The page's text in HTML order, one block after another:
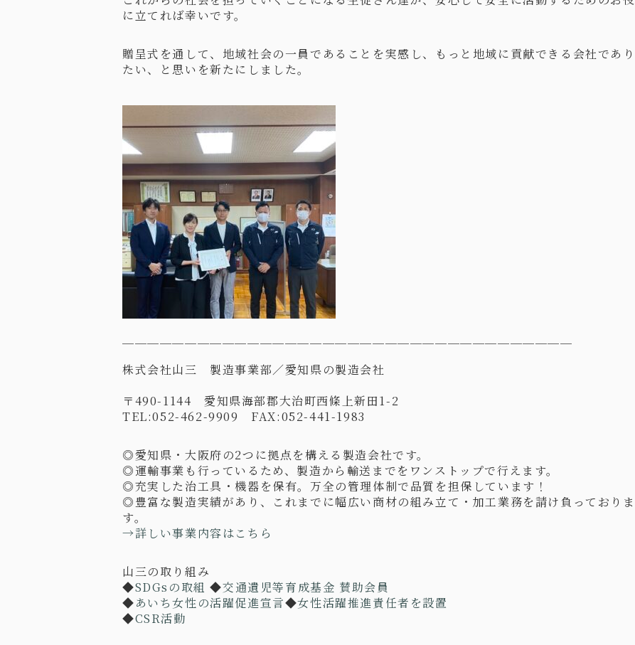
に立てれば幸いです。
贈呈式を通して、地域社会の一員であることを実感し、もっと地域に貢献できる会社であり
たい、と思いを新たにしました。
株式会社山三 製造事業部／愛知県の製造会社
〒490-1144 愛知県海部郡大治町西條上新田1-2
TEL:052-462-9909
FAX:052-441-1983
◎愛知県・大阪府の2つに拠点を構える製造会社です。
◎運輸事業も行っているため、製造から輸送までをワンストップで行えます。
◎充実した治工具・機器を保有。万全の管理体制で品質を担保しています！
◎豊富な製造実績があり、これまでに幅広い商材の組み立て・加工業務を請け負っておりま
す。
→詳しい事業内容はこちら
山三の取り組み
◆SDGsの取組 ◆交通遺児等育成基金 賛助会員
◆あいち女性の活躍促進宣言◆女性活躍推進責任者を設置
◆CSR活動